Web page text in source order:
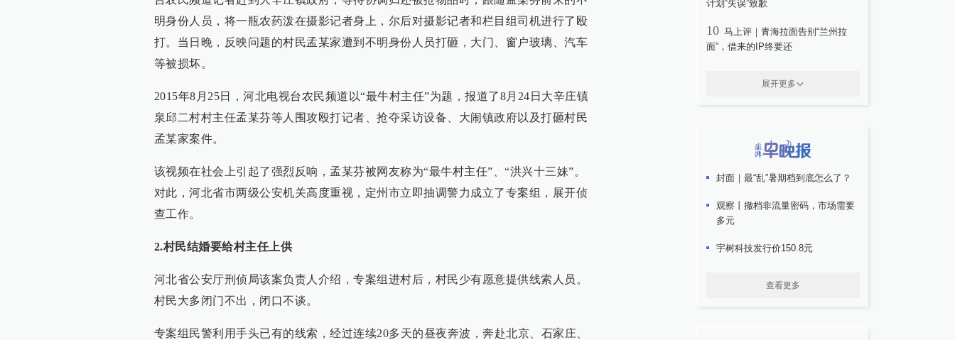
明身份人员，将一瓶农药泼在摄影记者身上，尔后对摄影记者和栏目组司机进行了殴
打。当日晚，反映问题的村民孟某家遭到不明身份人员打砸，大门、窗户玻璃、汽车
等被损坏。
2015年8月25日，河北电视台农民频道以“最牛村主任”为题，报道了8月24日大辛庄镇
泉邱二村村主任孟某芬等人围攻殴打记者、抢夺采访设备、大闹镇政府以及打砸村民
孟某家案件。
该视频在社会上引起了强烈反响，孟某芬被网友称为“最牛村主任”、“洪兴十三妹”。
对此，河北省市两级公安机关高度重视，定州市立即抽调警力成立了专案组，展开侦
查工作。
2.村民结婚要给村主任上供
河北省公安厅刑侦局该案负责人介绍，专案组进村后，村民少有愿意提供线索人员。
村民大多闭门不出，闭口不谈。
专案组民警利用手头已有的线索，经过连续20多天的昼夜奔波，奔赴北京、石家庄、
计划“失误”致歉
10 马上评｜青海拉面告别“兰州拉
面”，借来的IP终要还
展开更多
封面｜最“乱”暑期档到底怎么了？
观察丨撤档非流量密码，市场需要
多元
宇树科技发行价150.8元
查看更多